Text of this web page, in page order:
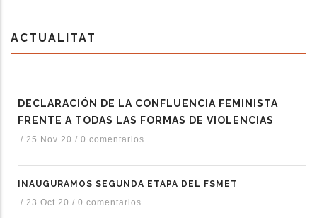
ACTUALITAT
DECLARACIÓN DE LA CONFLUENCIA FEMINISTA
FRENTE A TODAS LAS FORMAS DE VIOLENCIAS
/ 25 Nov 20 / 0 comentarios
INAUGURAMOS SEGUNDA ETAPA DEL FSMET
/ 23 Oct 20 / 0 comentarios